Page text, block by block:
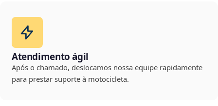
Atendimento ágil
Após o chamado, deslocamos nossa equipe rapidamente
para prestar suporte à motocicleta.